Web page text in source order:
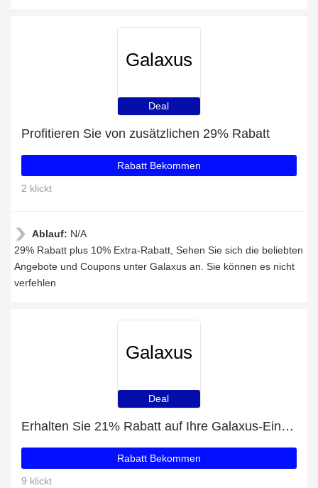
Galaxus
Deal
Profitieren Sie von zusätzlichen 29% Rabatt
Rabatt Bekommen
2 klickt
Ablauf: N/A
29% Rabatt plus 10% Extra-Rabatt, Sehen Sie sich die beliebten
Angebote und Coupons unter Galaxus an. Sie können es nicht
verfehlen
Galaxus
Deal
Erhalten Sie 21% Rabatt auf Ihre Galaxus-Einkäufe
Rabatt Bekommen
9 klickt